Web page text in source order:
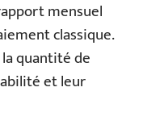
mensuel
classique.
quantité de
et leur